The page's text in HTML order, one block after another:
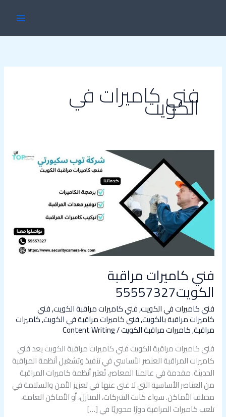
فني كاميرات في
الكويت
فني كاميرات مراقبة
الكويت55557327
فني كاميرات في الكويت,فني كاميرات مراقبة الكويت,فني
كاميرات مراقبة بالكويت,فني كاميرات مراقبة في الكويت,كاميرات
مراقبة,كاميرات مراقبة الكويت/
Content Writing
فني كاميرات مراقبة الكويت فني كاميرات مراقبة الكويت يعد فني
كاميرات المراقبة العنصر الأساسي في تنفيذ وتشغيل أنظمة المراقبة
الحديثة. مقدمة في عالمنا المعاصر، تُعتبر أنظمة كاميرات المراقبة
من العناصر الأساسية التي لا غنى عنها في تعزيز الأمن والسلامة في
مختلف الأماكن. سواء كانت الشركات، المنازل، أو الأماكن العامة،
تلعب كاميرات المراقبة دورًا محوريًا في […]
فني
مراقبة
الكويت55557327